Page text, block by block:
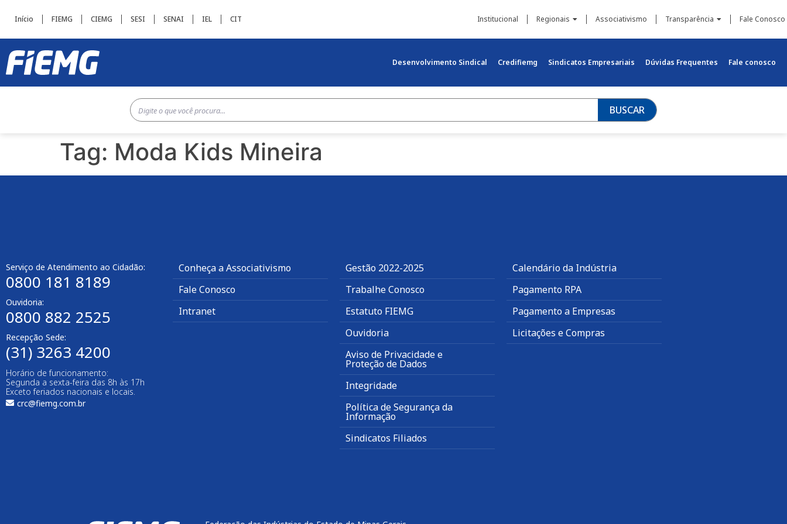
Início FIEMG CIEMG SESI SENAI IEL CIT Institucional Regionais Associativismo Transparência Fale Conosco
Desenvolvimento Sindical Credifiemg Sindicatos Empresariais Dúvidas Frequentes Fale conosco
BUSCAR
Tag: Moda Kids Mineira
Serviço de Atendimento ao Cidadão:
0800 181 8189
Ouvidoria:
0800 882 2525
Recepção Sede:
(31) 3263 4200
Horário de funcionamento:
Segunda a sexta-feira das 8h às 17h
Exceto feriados nacionais e locais.
crc@fiemg.com.br
Conheça a Associativismo
Fale Conosco
Intranet
Gestão 2022-2025
Trabalhe Conosco
Estatuto FIEMG
Ouvidoria
Aviso de Privacidade e
Proteção de Dados
Integridade
Política de Segurança da
Informação
Sindicatos Filiados
Calendário da Indústria
Pagamento RPA
Pagamento a Empresas
Licitações e Compras